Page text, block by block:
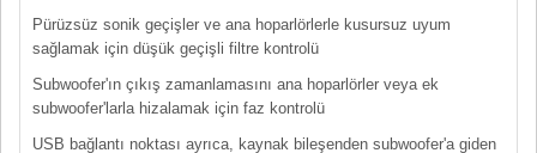
Pürüzsüz sonik geçişler ve ana hoparlörlerle kusursuz uyum
sağlamak için düşük geçişli filtre kontrolü
Subwoofer'ın çıkış zamanlamasını ana hoparlörler veya ek
subwoofer'larla hizalamak için faz kontrolü
USB bağlantı noktası ayrıca, kaynak bileşenden subwoofer'a giden